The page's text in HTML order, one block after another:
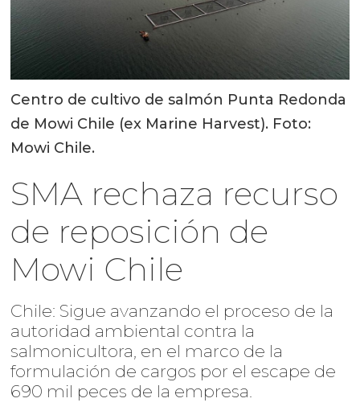
Centro de cultivo de salmón Punta Redonda
de Mowi Chile (ex Marine Harvest). Foto:
Mowi Chile.
SMA rechaza recurso
de reposición de
Mowi Chile
Chile: Sigue avanzando el proceso de la
autoridad ambiental contra la
salmonicultora, en el marco de la
formulación de cargos por el escape de
690 mil peces de la empresa.